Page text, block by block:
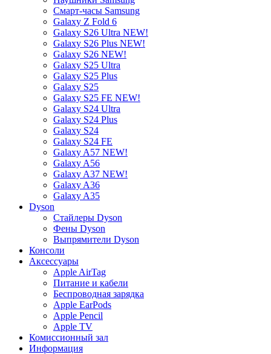
Смарт-часы Samsung
Galaxy Z Fold 6
Galaxy S26 Ultra NEW!
Galaxy S26 Plus NEW!
Galaxy S26 NEW!
Galaxy S25 Ultra
Galaxy S25 Plus
Galaxy S25
Galaxy S25 FE NEW!
Galaxy S24 Ultra
Galaxy S24 Plus
Galaxy S24
Galaxy S24 FE
Galaxy A57 NEW!
Galaxy A56
Galaxy A37 NEW!
Galaxy A36
Galaxy A35
Dyson
Стайлеры Dyson
Фены Dyson
Выпрямители Dyson
Консоли
Аксессуары
Apple AirTag
Питание и кабели
Беспроводная зарядка
Apple EarPods
Apple Pencil
Apple TV
Комиссионный зал
Информация